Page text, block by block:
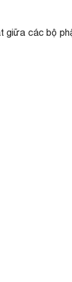
các bộ